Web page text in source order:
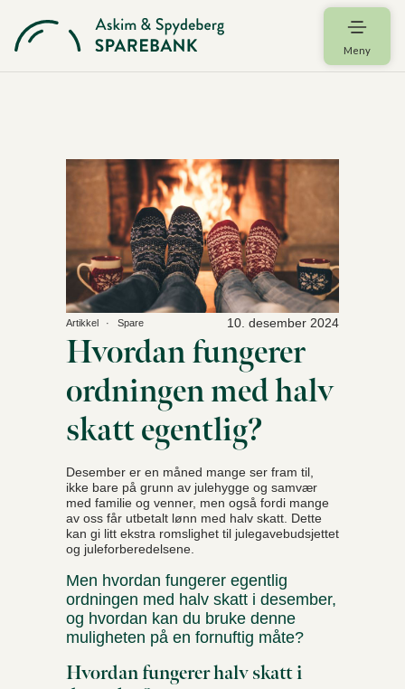
Meny
Artikkel Spare
Hvordan fungerer
ordningen med halv
skatt egentlig?
10. desember 2024
Desember er en måned mange ser fram til,
ikke bare på grunn av julehygge og samvær
med familie og venner, men også fordi mange
av oss får utbetalt lønn med halv skatt. Dette
kan gi litt ekstra romslighet til julegavebudsjettet
og juleforberedelsene.
Men hvordan fungerer egentlig
ordningen med halv skatt i desember,
og hvordan kan du bruke denne
muligheten på en fornuftig måte?
Hvordan fungerer halv skatt i